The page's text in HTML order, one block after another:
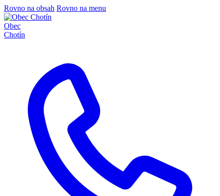
Rovno na obsah Rovno na menu
Obec
Chotín